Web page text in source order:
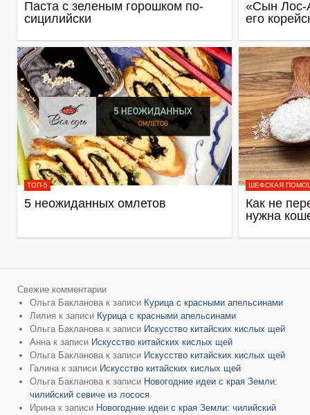
Паста с зеленым горошком по-
сицилийски
«Сын Лос-
его
ТОП-5
5 неожиданных омлетов
ШЕФСКАЯ
Как не
нужна
Свежие комментарии
Ольга Бакланова к записи Курица с красными апельсинами
Лилия к записи Курица с красными апельсинами
Ольга Бакланова к записи Искусство китайских кислых щей
Анна к записи Искусство китайских кислых щей
Ольга Бакланова к записи Искусство китайских кислых щей
Галина к записи Искусство китайских кислых щей
Ольга Бакланова к записи Новогодние идеи с края Земли:
чилийский севиче из лосося
Ирина к записи Новогодние идеи с края Земли: чилийский